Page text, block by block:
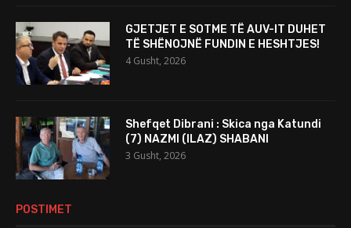
GJETJET E SOTME TË AUV-IT DUHET
TË SHËNOJNË FUNDIN E HESHTJES!
4 Gusht, 2026
Shefqet Dibrani : Skica nga Katundi
(7) NAZMI (ILAZ) SHABANI
3 Gusht, 2026
POSTIMET